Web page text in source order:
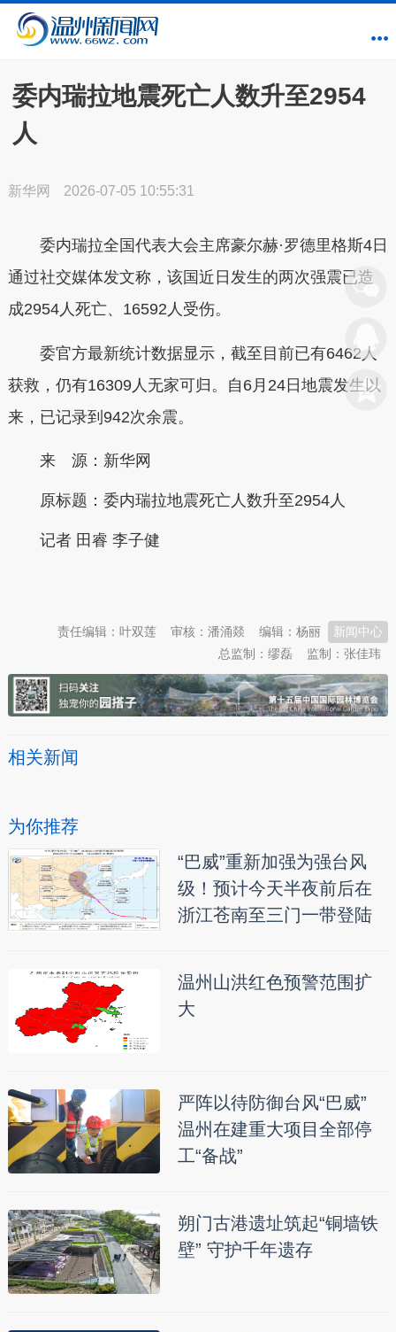
委内瑞拉地震死亡人数升至2954
人
新华网 2026-07-05 10:55:31
委内瑞拉全国代表大会主席豪尔赫·罗德里格斯4日
通过社交媒体发文称，该国近日发生的两次强震已造
成2954人死亡、16592人受伤。
委官方最新统计数据显示，截至目前已有6462人
获救，仍有16309人无家可归。自6月24日地震发生以
来，已记录到942次余震。
来 源：新华网
原标题： 委内瑞拉地震死亡人数升至2954人
记者 田睿 李子健
新闻中心
编辑：杨丽
审核：潘涌燚
责任编辑：叶双莲
监制：张佳玮
总监制：缪磊
相关新闻
为你推荐
“巴威”重新加强为强台风
级！预计今天半夜前后在
浙江苍南至三门一带登陆
温州山洪红色预警范围扩
大
严阵以待防御台风“巴威”
温州在建重大项目全部停
工“备战”
朔门古港遗址筑起“铜墙铁
壁” 守护千年遗存